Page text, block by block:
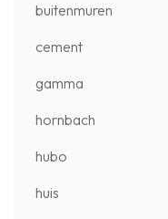
buitenmuren
cement
gamma
hornbach
hubo
huis